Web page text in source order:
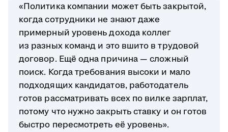
«Политика компании может быть закрытой,
когда сотрудники не знают даже
примерный уровень дохода коллег
из разных команд и это вшито в трудовой
договор. Ещё одна причина — сложный
поиск. Когда требования высоки и мало
подходящих кандидатов, работодатель
готов рассматривать всех по вилке зарплат,
потому что нужно закрыть ставку и он готов
быстро пересмотреть её уровень».